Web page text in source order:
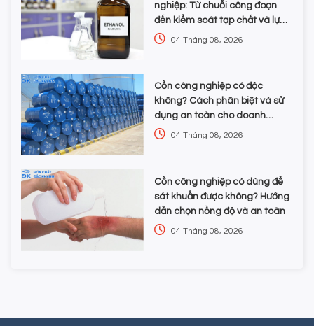
nghiệp: Từ chuỗi công đoạn
đến kiểm soát tạp chất và lựa
chọn hóa chất
04 Tháng 08, 2026
Cồn công nghiệp có độc
không? Cách phân biệt và sử
dụng an toàn cho doanh
nghiệp
04 Tháng 08, 2026
Cồn công nghiệp có dùng để
sát khuẩn được không? Hướng
dẫn chọn nồng độ và an toàn
04 Tháng 08, 2026